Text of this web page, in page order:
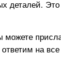
деталей. Это
можете
на